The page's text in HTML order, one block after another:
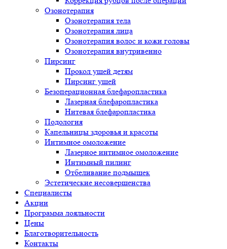
Озонотерапия
Озонотерапия тела
Озонотерапия лица
Озонотерапия волос и кожи головы
Озонотерапия внутривенно
Пирсинг
Прокол ушей детям
Пирсинг ушей
Безоперационная блефаропластика
Лазерная блефаропластика
Нитевая блефаропластика
Подология
Капельницы здоровья и красоты
Интимное омоложение
Лазерное интимное омоложение
Интимный пилинг
Отбеливание подмышек
Эстетические несовершенства
Специалисты
Акции
Программа лояльности
Цены
Благотворительность
Контакты